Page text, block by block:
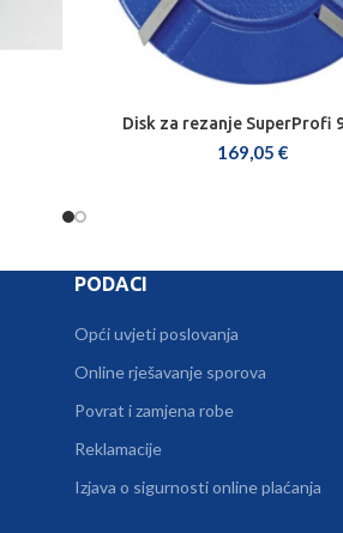
DODAJ U KOŠARICU
Disk za rezanje SuperProfi
169,05 €
PODACI
Opći uvjeti poslovanja
Online rješavanje sporova
Povrat i zamjena robe
Reklamacije
Izjava o sigurnosti online plaćanja